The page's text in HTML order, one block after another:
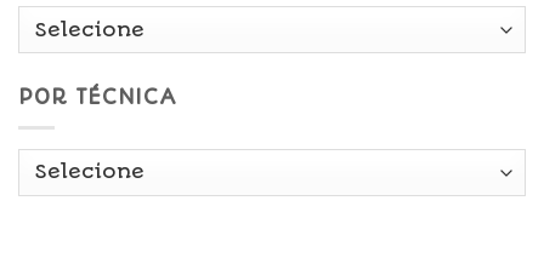
POR TÉCNICA